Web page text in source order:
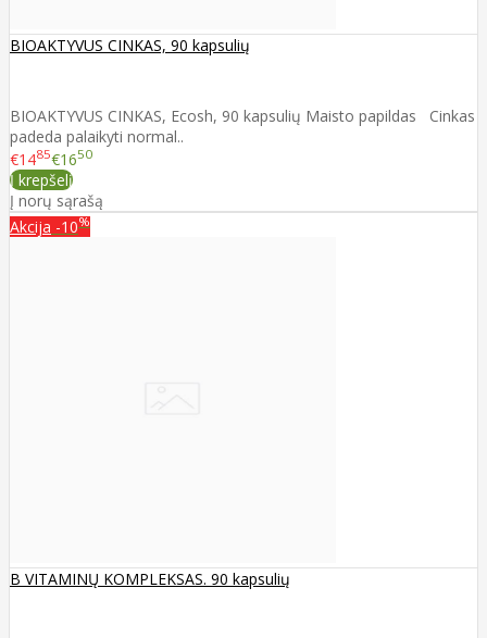
BIOAKTYVUS CINKAS, 90 kapsulių
BIOAKTYVUS CINKAS, Ecosh, 90 kapsulių Maisto papildas Cinkas
padeda palaikyti normal..
€1485€1650
Į krepšelį
Į norų sąrašą
Akcija -10%
B VITAMINŲ KOMPLEKSAS. 90 kapsulių